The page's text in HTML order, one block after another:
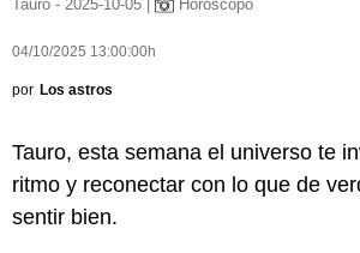
Tauro - 2025-10-05 | Horóscopo
04/10/2025 13:00:00h
por Los astros
Tauro, esta semana el universo te
ritmo y reconectar con lo que de
sentir bien.